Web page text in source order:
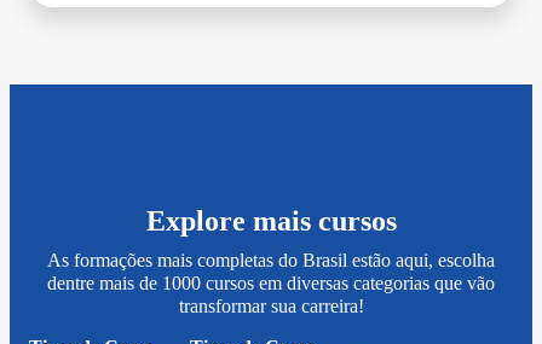
Explore mais cursos
As formações mais completas do Brasil estão aqui, escolha
dentre mais de 1000 cursos em diversas categorias que vão
transformar sua carreira!